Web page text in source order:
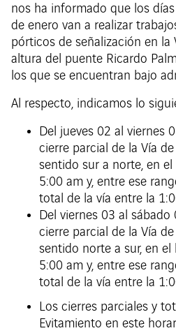
nos ha informado que los
de enero van a realizar
pórticos de señalización en la
altura del puente Ricardo
los que se encuentran bajo
Al respecto, indicamos lo
Del jueves 02 al viernes
cierre parcial de la Vía
sentido sur a norte, en
5:00 am y, entre ese
total de la vía entre la
Del viernes 03 al sábado
cierre parcial de la Vía
sentido norte a sur, en
5:00 am y, entre ese
total de la vía entre la
Los cierres parciales y
Evitamiento en este